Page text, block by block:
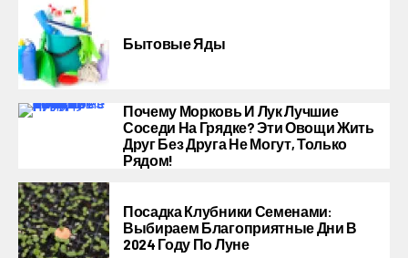
Бытовые Яды
Почему Морковь И Лук Лучшие
Соседи На Грядке? Эти Овощи Жить
Друг Без Друга Не Могут, Только
Рядом!
Посадка Клубники Семенами:
Выбираем Благоприятные Дни В
2024 Году По Луне